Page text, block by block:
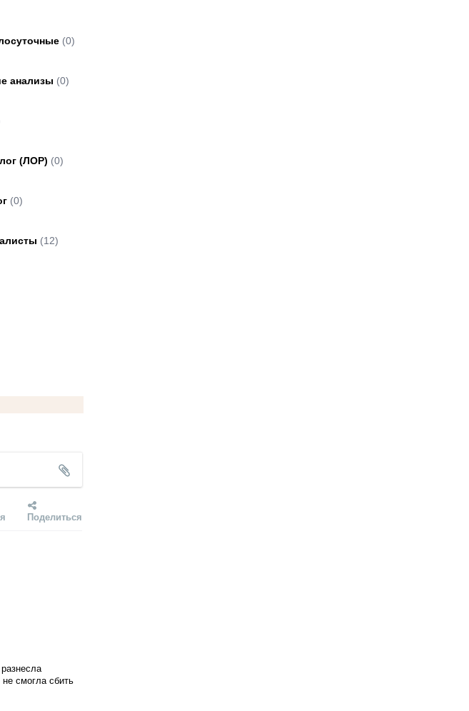
(0)
анализы (0)
(ЛОР) (0)
(0)
(12)
Поделиться
смогла сбить